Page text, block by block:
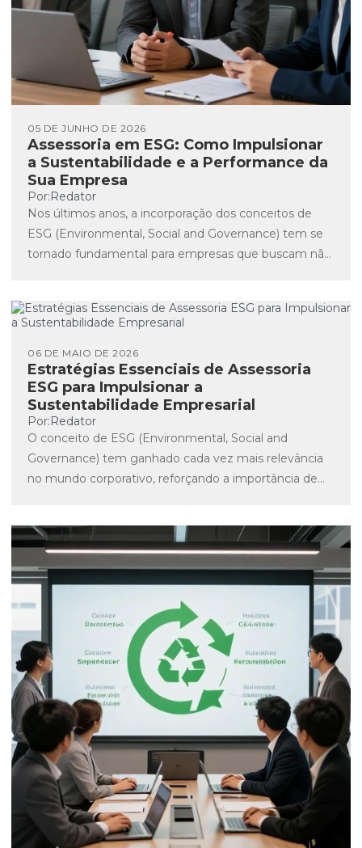
Assessoria em ESG: Como Impulsionar
a Sustentabilidade e a Performance da
Sua Empresa
05 DE JUNHO DE 2026
Por:Redator
Nos últimos anos, a incorporação dos conceitos de
ESG (Environmental, Social and Governance) tem se
tornado fundamental para empresas que buscam não
Estratégias Essenciais de Assessoria
ESG para Impulsionar a
Sustentabilidade Empresarial
06 DE MAIO DE 2026
Por:Redator
O conceito de ESG (Environmental, Social and
Governance) tem ganhado cada vez mais relevância
no mundo corporativo, reforçando a importância de